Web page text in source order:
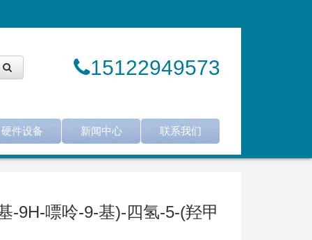
15122949573
硬件设备 新闻中心 联系我们
-9H-嘌呤-9-基)-四氢-5-(羟甲